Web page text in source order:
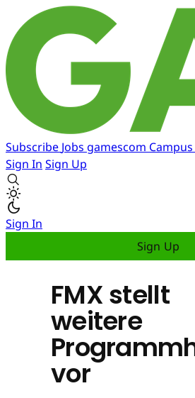
Subscribe Jobs gamescom Campus
Sign In Sign Up
Sign In
Sign Up
FMX stellt
weitere
vor